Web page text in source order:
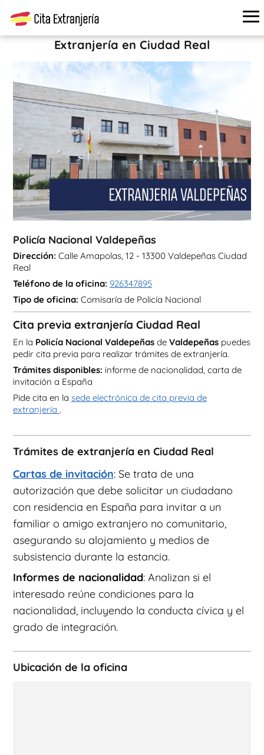
Cita extranjería › Oficinas de extranjería
Policía Nacional Valdepeñas
Extranjería en Ciudad Real
Policía Nacional Valdepeñas
Dirección: Calle Amapolas, 12 - 13300 Valdepeñas Ciudad
Real
Teléfono de la oficina: 926347895
Tipo de oficina: Comisaría de Policía Nacional
Cita previa extranjería Ciudad Real
En la Policía Nacional Valdepeñas de Valdepeñas puedes
pedir cita previa para realizar trámites de extranjería.
Trámites disponibles: informe de nacionalidad, carta de
invitación a España
Pide cita en la sede electrónica de cita previa de
extranjería .
Trámites de extranjería en Ciudad Real
Cartas de invitación: Se trata de una
autorización que debe solicitar un ciudadano
con residencia en España para invitar a un
familiar o amigo extranjero no comunitario,
asegurando su alojamiento y medios de
subsistencia durante la estancia.
Informes de nacionalidad: Analizan si el
interesado reúne condiciones para la
nacionalidad, incluyendo la conducta cívica y el
grado de integración.
Ubicación de la oficina